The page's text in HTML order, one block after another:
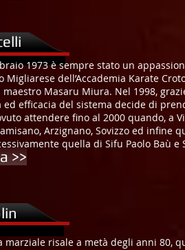
1973 è sempre stato un
Migliarese dell’Accademia Karate
Masaru Miura. Nel 1998,
ed efficacia del sistema decide di
attendere fino al 2000 quando, a
Arzignano, Sovizzo ed infine
quella di Sifu Paolo Baù e
>>
1969.
marziale risale a metà degli anni 80,